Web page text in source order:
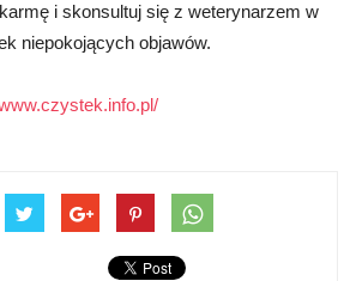
i skonsultuj się z weterynarzem w
niepokojących objawów.